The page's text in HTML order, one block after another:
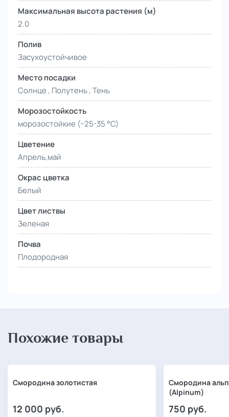
Максимальная высота растения (м)
2.0
Полив
Засухоустойчивое
Место посадки
Солнце , Полутень , Тень
Морозостойкость
морозостойкие (−25-35 °С)
Цветение
Апрель,май
Окрас цветка
Белый
Цвет листвы
Зеленая
Почва
Плодородная
Похожие товары
Смородина золотистая
12 000 руб.
Смородина
(Alpinum)
750 руб.